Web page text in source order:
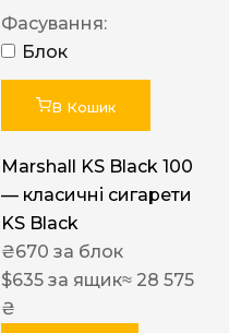
Фасування:
Блок
В Кошик
Marshall KS Black 100
— класичні сигарети
KS Black
₴670 за блок
$635 за ящик≈ 28 575
₴